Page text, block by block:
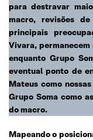
para destravar
macro, revisões
principais
Vivara,
enquanto Grupo
eventual ponto de
Mateus como
Grupo Soma como
do macro.
Mapeando o